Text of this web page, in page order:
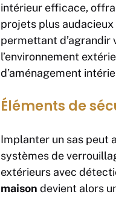
intérieur efficace,
projets plus audacieux
permettant d’agrandir
l’environnement
d’aménagement
Éléments de
Implanter un sas peut
systèmes de
extérieurs avec
maison devient alors